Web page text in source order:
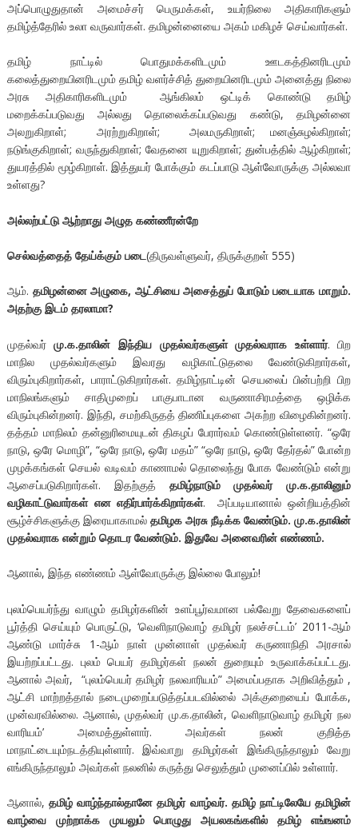
அப்பொழுதுதான் அமைச்சர் பெருமக்கள், உயர்நிலை அதிகாரிகளும்
தமிழ்த்தேரில் உலா வருவார்கள். தமிழன்னையை அகம் மகிழச் செய்வார்கள்.
தமிழ் நாட்டில் பொதுமக்களிடமும் ஊடகத்தினரிடமும்
கலைத்துறையினரிடமும் தமிழ் வளர்ச்சித் துறையினரிடமும் அனைத்து நிலை
அரசு அதிகாரிகளிடமும் ஆங்கிலம் ஒட்டிக் கொண்டு தமிழ்
மறைக்கப்படுவது அல்லது தொலைக்கப்படுவது கண்டு, தமிழன்னை
அலறுகிறாள்; அரற்றுகிறாள்; அலமருகிறாள்; மனஞ்சுழல்கிறாள்;
நடுங்குகிறாள்; வருந்துகிறாள்; வேதனை யுறுகிறாள்; துன்பத்தில் ஆழ்கிறாள்;
துயரத்தில் மூழ்கிறாள். இத்துயர் போக்கும் கடப்பாடு ஆள்வோருக்கு அல்லவா
உள்ளது?
அல்லற்பட்டு ஆற்றாது அழுத கண்ணீரன்றே
செல்வத்தைத் தேய்க்கும் படை(திருவள்ளுவர், திருக்குறள் 555)
ஆம். தமிழன்னை அழுகை, ஆட்சியை அசைத்துப் போடும் படையாக மாறும்.
அதற்கு இடம் தரலாமா?
முதல்வர்மு.க.தாலின் இந்திய முதல்வர்களுள் முதல்வராக உள்ளார். பிற
மாநில முதல்வர்களும் இவரது வழிகாட்டுதலை வேண்டுகிறார்கள்,
விரும்புகிறார்கள், பாராட்டுகிறார்கள். தமிழ்நாட்டின் செயலைப் பின்பற்றி பிற
மாநிலங்களும் சாதிமுறைப் பாகுபாடான வருணாசிரமத்தை ஒழிக்க
விரும்புகின்றனர். இந்தி, சமற்கிருதத் திணிப்புகளை அகற்ற விழைகின்றனர்.
தத்தம் மாநிலம் தன்னுரிமையுடன் திகழப் பேரார்வம் கொண்டுள்ளனர். “ஒரே
நாடு, ஒரே மொழி”, “ஒரே நாடு, ஒரே மதம்” “ஒரே நாடு, ஒரே தேர்தல்” போன்ற
முழக்கங்கள் செயல் வடிவம் காணாமல் தொலைந்து போக வேண்டும் என்று
ஆசைப்படுகிறார்கள். இதற்குத் தமிழ்நாடும் முதல்வர் மு.க.தாலினும்
வழிகாட்டுவார்கள் என எதிர்பார்க்கிறார்கள். அப்படியானால் ஒன்றியத்தின்
சூழ்ச்சிகளுக்கு இரையாகாமல் தமிழக அரசு நீடிக்க வேண்டும். மு.க.தாலின்
முதல்வராக என்றும் தொடர வேண்டும். இதுவே அனைவரின் எண்ணம்.
ஆனால், இந்த எண்ணம் ஆள்வோருக்கு இல்லை போலும்!
புலம்பெயர்ந்து வாழும் தமிழர்களின் உளப்பூர்வமான பல்வேறு தேவைகளைப்
பூர்த்தி செய்யும் பொருட்டு, ‘வெளிநாடுவாழ் தமிழர் நலச்சட்டம்’ 2011-ஆம்
ஆண்டு மார்ச்சு 1-ஆம் நாள் முன்னாள் முதல்வர் கருணாநிதி அரசால்
இயற்றப்பட்டது. புலம் பெயர் தமிழர்கள் நலன் துறையும் உருவாக்கப்பட்டது.
ஆனால் அவர், “புலம்பெயர் தமிழர் நலவாரியம்” அமைப்பதாக அறிவித்தும் ,
ஆட்சி மாற்றத்தால் நடைமுறைப்படுத்தப்படவில்லை் அக்குறையைப் போக்க,
முன்வரவில்லை. ஆனால், முதல்வர் மு.க.தாலின், வெளிநாடுவாழ் தமிழர் நல
வாரியம்’ அமைத்துள்ளார். அவர்கள் நலன் குறித்த
மாநாட்டையும்நடத்தியுள்ளார். இவ்வாறு தமிழர்கள் இங்கிருந்தாலும் வேறு
எங்கிருந்தாலும் அவர்கள் நலனில் கருத்து செலுத்தும் முனைப்பில் உள்ளார்.
ஆனால்,தமிழ் வாழ்ந்தால்தானே தமிழர் வாழ்வர். தமிழ் நாட்டிலேயே தமிழின்
வாழ்வை முற்றாக்க முயலும் பொழுது அயலகங்களில் தமிழ் எங்ஙனம்